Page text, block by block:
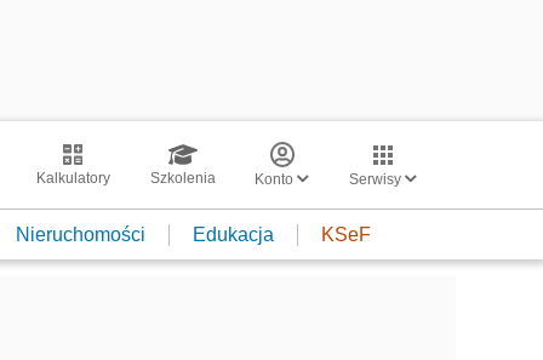
Kalkulatory Szkolenia Konto Serwisy
Nieruchomości Edukacja KSeF